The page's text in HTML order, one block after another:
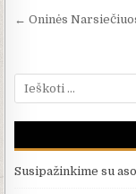
← Oninės
Ieškoti:
Susipažinkime su